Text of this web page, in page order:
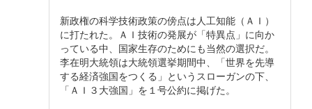
新政権の科学技術政策の傍点は人工知能（ＡＩ）
に打たれた。ＡＩ技術の発展が「特異点」に向か
っている中、国家生存のためにも当然の選択だ。
李在明大統領は大統領選挙期間中、「世界を先導
する経済強国をつくる」というスローガンの下、
「ＡＩ３大強国」を１号公約に掲げた。